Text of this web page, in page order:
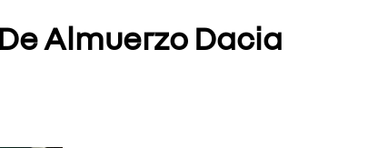
Almuerzo Dacia